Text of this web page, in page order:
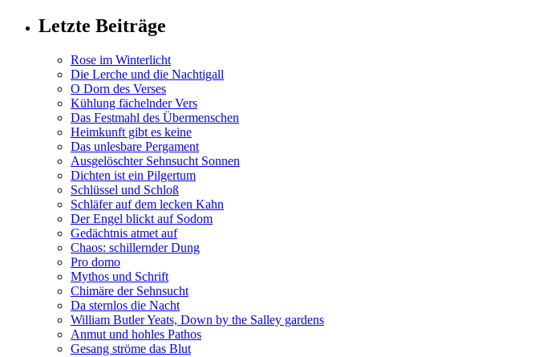
Letzte Beiträge
Rose im Winterlicht
Die Lerche und die Nachtigall
O Dorn des Verses
Kühlung fächelnder Vers
Das Festmahl des Übermenschen
Heimkunft gibt es keine
Das unlesbare Pergament
Ausgelöschter Sehnsucht Sonnen
Dichten ist ein Pilgertum
Schlüssel und Schloß
Schläfer auf dem lecken Kahn
Der Engel blickt auf Sodom
Gedächtnis atmet auf
Chaos: schillernder Dung
Pro domo
Mythos und Schrift
Chimäre der Sehnsucht
Da sternlos die Nacht
William Butler Yeats, Down by the Salley gardens
Anmut und hohles Pathos
Gesang ströme das Blut